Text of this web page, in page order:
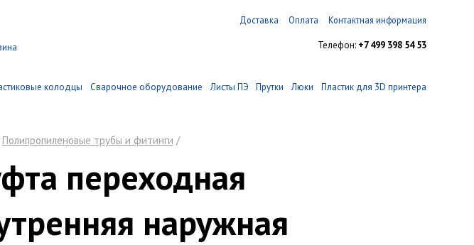
Контактная информация
Оплата
Доставка
Телефон: +7 499 398 54 53
колодцы Сварочное оборудование Листы ПЭ Прутки Люки Пластик для 3D принтера
Полипропиленовые трубы и фитинги /
переходная
наружная